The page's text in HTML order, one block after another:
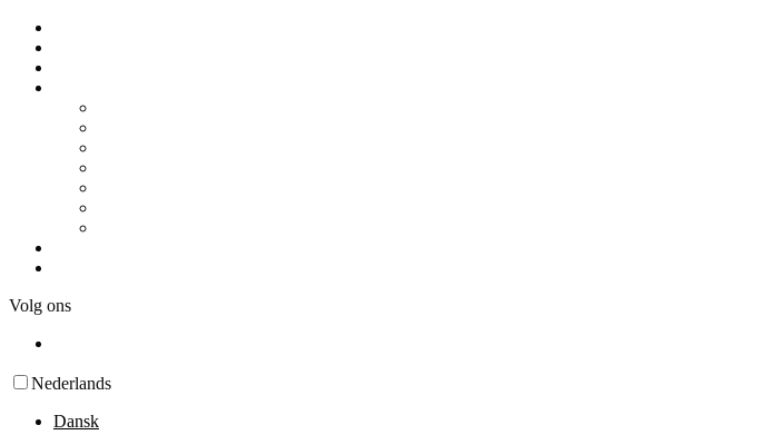
Volg ons
Nederlands
Dansk